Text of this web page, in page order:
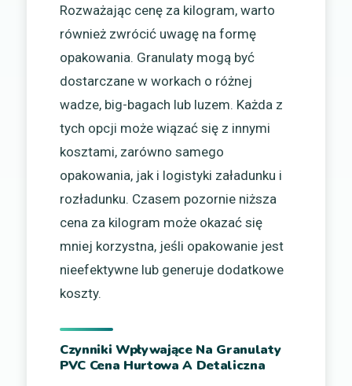
Rozważając cenę za kilogram, warto
również zwrócić uwagę na formę
opakowania. Granulaty mogą być
dostarczane w workach o różnej
wadze, big-bagach lub luzem. Każda z
tych opcji może wiązać się z innymi
kosztami, zarówno samego
opakowania, jak i logistyki załadunku i
rozładunku. Czasem pozornie niższa
cena za kilogram może okazać się
mniej korzystna, jeśli opakowanie jest
nieefektywne lub generuje dodatkowe
koszty.
Czynniki Wpływające Na Granulaty
PVC Cena Hurtowa A Detaliczna